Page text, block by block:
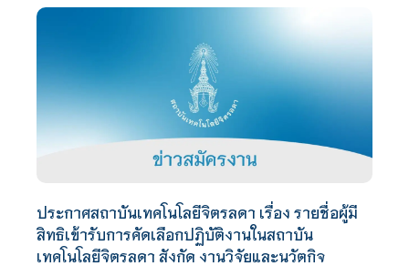
ประกาศสถาบันเทคโนโลยีจิตรลดา เรื่อง รายชื่อผู้มี
สิทธิเข้ารับการคัดเลือกปฏิบัติงานในสถาบัน
เทคโนโลยีจิตรลดา สังกัด งานวิจัยและนวัตกิจ